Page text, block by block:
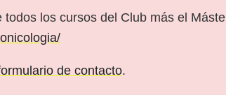
los cursos del Club más el
de contacto.